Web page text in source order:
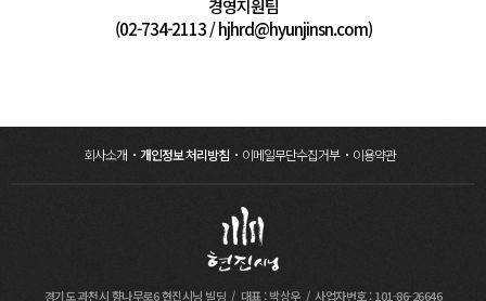
경영지원팀
(02-734-2113 / hjhrd@hyunjinsn.com)
회사소개 개인정보 처리방침 이메일무단수집거부 이용약관
경기도 과천시 향나무로6 현진시닝 빌딩 대표 : 박상우 사업자번호 : 101-86-26646